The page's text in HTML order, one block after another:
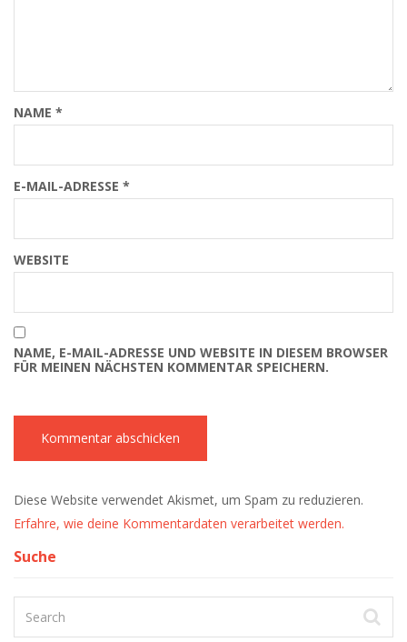
NAME *
E-MAIL-ADRESSE *
WEBSITE
NAME, E-MAIL-ADRESSE UND WEBSITE IN DIESEM BROWSER
FÜR MEINEN NÄCHSTEN KOMMENTAR SPEICHERN.
Diese Website verwendet Akismet, um Spam zu reduzieren.
Erfahre, wie deine Kommentardaten verarbeitet werden.
Suche